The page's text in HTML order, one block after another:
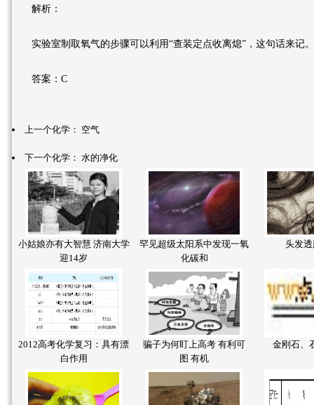
解析：
实验室制取氧气的步骤可以利用“查装定点收离熄”，这句话来记。
答案：C
上一个化学： 空气
下一个化学： 水的净化
小姑娘亦有大智慧 济南大学
迎14岁
罕见超级太阳系中发现一氧
化碳和
头发
2012高考化学复习：具有漂
白作用
骗子为何盯上高考 有利可
图 有机
金刚石、